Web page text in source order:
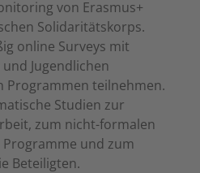
von Erasmus+
Solidaritätskorps.
online Surveys mit
Jugendlichen
Programmen teilnehmen.
Studien zur
zum nicht-formalen
und zum
Beteiligten.